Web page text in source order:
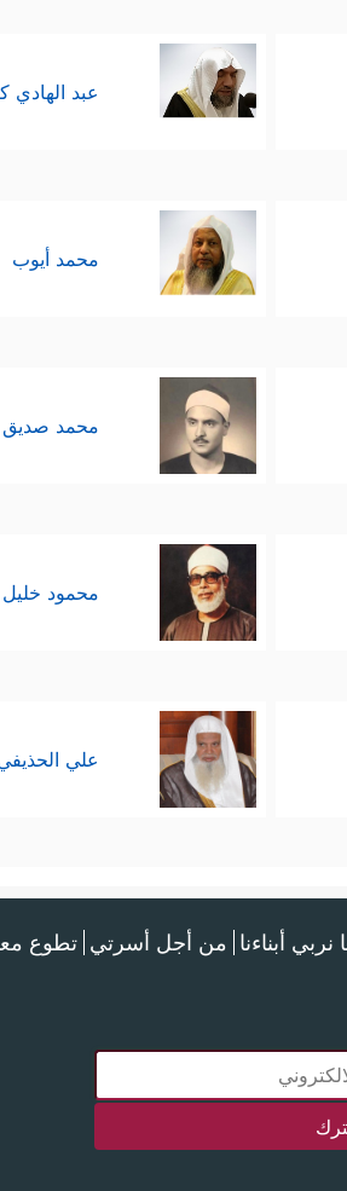
عبد الهادي
محمد أيوب
محمد صديق
محمود
علي
نربي أبناءنا من أجل أسرتي تطوع